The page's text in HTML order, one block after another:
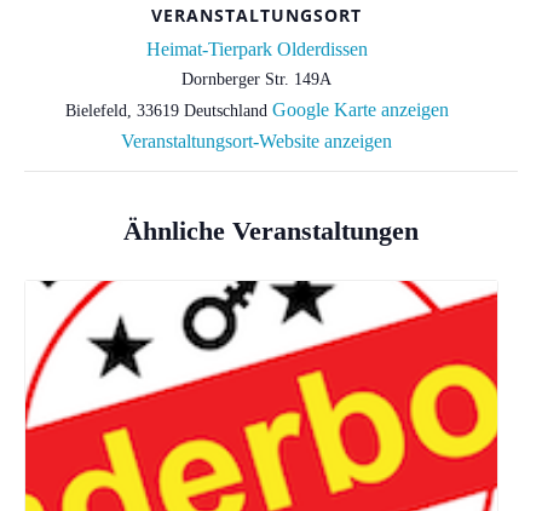
VERANSTALTUNGSORT
Heimat-Tierpark Olderdissen
Dornberger Str. 149A
Bielefeld, 33619 Deutschland Google Karte anzeigen
Veranstaltungsort-Website anzeigen
Ähnliche Veranstaltungen